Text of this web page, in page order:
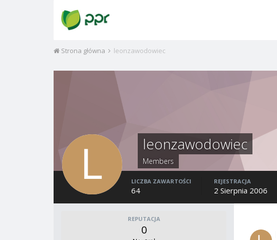
Strona główna leonzawodowiec
leonzawodowiec
Members
LICZBA ZAWARTOŚCI
64
REJESTRACJA
2 Sierpnia 2006
REPUTACJA
0